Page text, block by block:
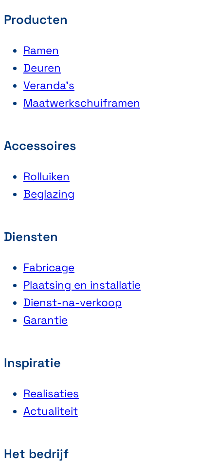
Producten
Ramen
Deuren
Veranda’s
Maatwerkschuiframen
Accessoires
Rolluiken
Beglazing
Diensten
Fabricage
Plaatsing en installatie
Dienst-na-verkoop
Garantie
Inspiratie
Realisaties
Actualiteit
Het bedrijf